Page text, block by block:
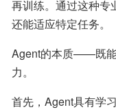
再训练。通过这种专
还能适应特定任务。
Agent的本质——既能
力。
首先，Agent具有学